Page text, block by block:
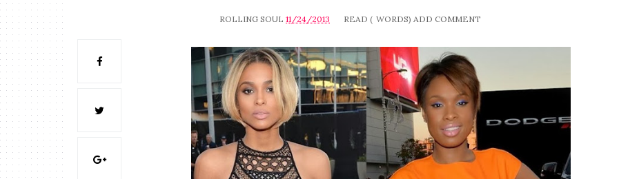
ROLLING SOUL11/24/2013 READ ( WORDS) ADD COMMENT